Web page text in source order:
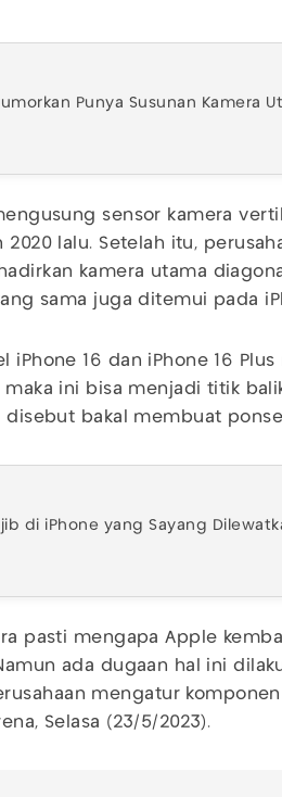
Punya Susunan Kamera
sensor kamera
2020 lalu. Setelah itu,
kamera utama
sama juga ditemui pada
iPhone 16 dan iPhone 16
ini bisa menjadi titik
disebut bakal membuat
di iPhone yang Sayang
pasti mengapa Apple
ada dugaan hal ini
mengatur
Selasa (23/5/2023).